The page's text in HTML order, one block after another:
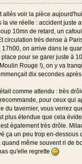
allés voir la pièce
la vie réelle : accident juste
10mn de retard, un
circulation très dense à
17h00, on arrive dans le
pour se garer juste à
Rouge !), on y va
dix secondes
comme attendu : très
pour ceux qui
du tavernier, vous verrez
plus étendue que cela
également très drôle.
ça un peu trop en-dessous
quand même souvent ri de
qu'elle regrette